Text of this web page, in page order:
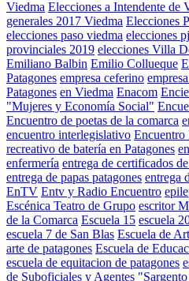
Viedma Elecciones a Intendente de
generales 2017 Viedma Elecciones
elecciones paso viedma elecciones
provinciales 2019 elecciones Villa
Emiliano Balbin Emilio Collueque
Patagones empresa ceferino
Patagones en Viedma Enacom
"Mujeres y Economía Social"
Encuentro de poetas de la comarca
encuentro interlegislativo Encuentro
recreativo de batería en Patagones
enfermería entrega de certificados
entrega de papas patagones entrega
EnTV Entv y Radio Encuentro
Escénica Teatro de Grupo escritor
de la Comarca Escuela 15 escuela
escuela 7 de San Blas Escuela de
arte de patagones Escuela de
escuela de equitacion de patagones
de Suboficiales y Agentes